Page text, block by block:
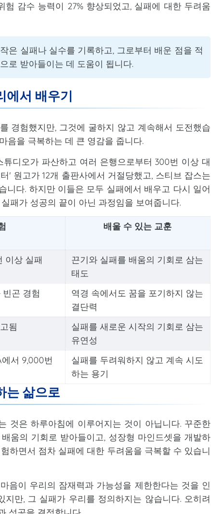
감수 능력이 27% 향상되었고, 실패에 대한 두려움
은 실패나 실수를 기록하고, 그로부터 배운 점을 적
로 받아들이는 데 도움이 됩니다.
에서 배우기
경험했지만, 그것에 굴하지 않고 계속해서 도전했습
음을 극복하는 데 큰 영감을 줍니다.
디오가 파산하고 여러 은행으로부터 300번 이상 대
' 원고가 12개 출판사에서 거절당했고, 스티브 잡스는
니다. 하지만 이들은 모두 실패에서 배우고 다시 일어
패가 성공의 끝이 아닌 과정임을 보여줍니다.
배울 수 있는 교훈
이상 실패
끈기와 실패를 배움의 기회로 삼는
태도
빈곤 경험
역경 속에서도 꿈을 포기하지 않는
결단력
됨
실패를 새로운 시작의 기회로 삼는
유연성
서 9,000번
실패를 두려워하지 않고 계속 시도
하는 용기
는 삶으로
것은 하루아침에 이루어지는 것이 아닙니다. 꾸준한
움의 기회로 받아들이고, 성장형 마인드셋을 개발하
하면서 점차 실패에 대한 두려움을 극복할 수 있습니
음이 우리의 잠재력과 가능성을 제한한다는 것을 인
만, 그 실패가 우리를 정의하지는 않습니다. 오히려